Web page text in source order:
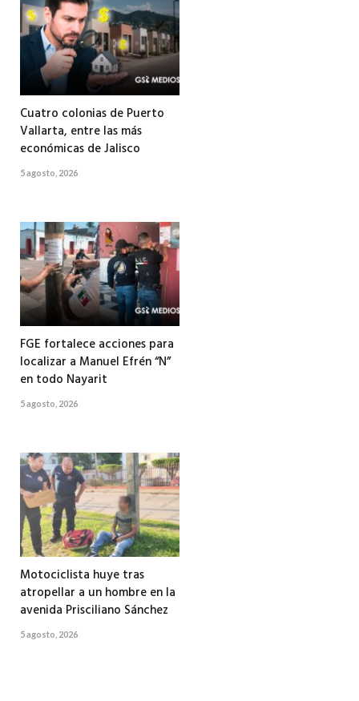
Cuatro colonias de Puerto
Vallarta, entre las más
económicas de Jalisco
5 agosto, 2026
FGE fortalece acciones para
localizar a Manuel Efrén “N”
en todo Nayarit
5 agosto, 2026
Motociclista huye tras
atropellar a un hombre en la
avenida Prisciliano Sánchez
5 agosto, 2026